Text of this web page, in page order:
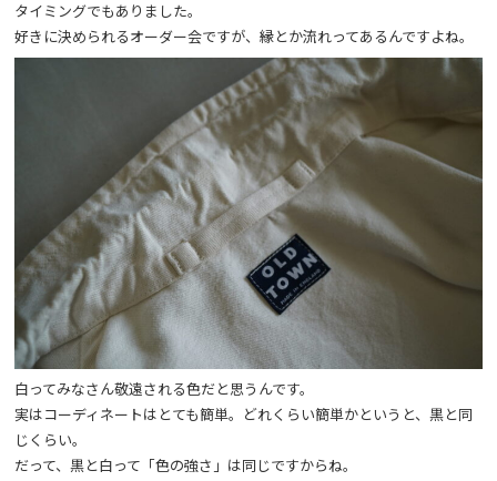
タイミングでもありました。
好きに決められるオーダー会ですが、縁とか流れってあるんですよね。
白ってみなさん敬遠される色だと思うんです。
実はコーディネートはとても簡単。どれくらい簡単かというと、黒と同
じくらい。
だって、黒と白って「色の強さ」は同じですからね。